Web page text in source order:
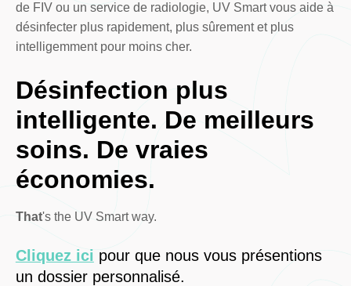
de FIV ou un service de radiologie, UV Smart vous aide à
désinfecter plus rapidement, plus sûrement et plus
intelligemment pour moins cher.
Désinfection plus
intelligente. De meilleurs
soins. De vraies
économies.
‍That's the UV Smart way.
Cliquez ici pour que nous vous présentions
un dossier personnalisé.